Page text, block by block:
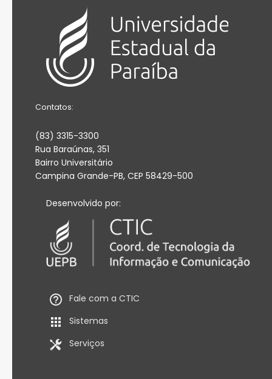
Contatos:
(83) 3315-3300
Rua Baraúnas, 351
Bairro Universitário
Campina Grande-PB, CEP 58429-500
Desenvolvido por:
Fale com a CTIC
Sistemas
Serviços